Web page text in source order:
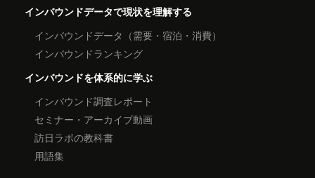
インバウンドデータで現状を理解する
インバウンドデータ（需要・宿泊・消費）
インバウンドランキング
インバウンドを体系的に学ぶ
インバウンド調査レポート
セミナー・アーカイブ動画
訪日ラボの教科書
用語集